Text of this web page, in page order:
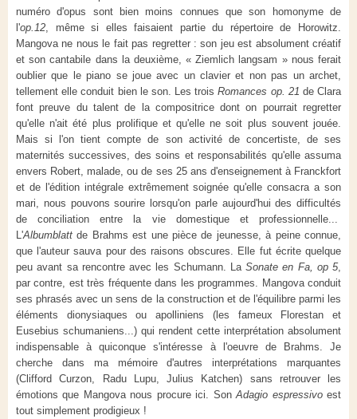
numéro d'opus sont bien moins connues que son homonyme de
l'op.12 , même si elles faisaient partie du répertoire de Horowitz.
Mangova ne nous le fait pas regretter : son jeu est absolument créatif
et son cantabile dans la deuxième, « Ziemlich langsam » nous ferait
oublier que le piano se joue avec un clavier et non pas un archet,
tellement elle conduit bien le son. Les troisRomances op. 21 de Clara
font preuve du talent de la compositrice dont on pourrait regretter
qu'elle n'ait été plus prolifique et qu'elle ne soit plus souvent jouée.
Mais si l'on tient compte de son activité de concertiste, de ses
maternités successives, des soins et responsabilités qu'elle assuma
envers Robert, malade, ou de ses 25 ans d'enseignement à Franckfort
et de l'édition intégrale extrêmement soignée qu'elle consacra a son
mari, nous pouvons sourire lorsqu'on parle aujourd'hui des difficultés
de conciliation entre la vie domestique et professionnelle...
L'Albumblatt de Brahms est une pièce de jeunesse, à peine connue,
que l'auteur sauva pour des raisons obscures. Elle fut écrite quelque
peu avant sa rencontre avec les Schumann. La Sonate en Fa, op 5,
par contre, est très fréquente dans les programmes. Mangova conduit
ses phrasés avec un sens de la construction et de l'équilibre parmi les
éléments dionysiaques ou apolliniens (les fameux Florestan et
Eusebius schumaniens...) qui rendent cette interprétation absolument
indispensable à quiconque s'intéresse à l'oeuvre de Brahms. Je
cherche dans ma mémoire d'autres interprétations marquantes
(Clifford Curzon, Radu Lupu, Julius Katchen) sans retrouver les
émotions que Mangova nous procure ici. SonAdagio espressivoest
tout simplement prodigieux !